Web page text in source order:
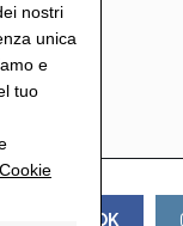
FACEBOOK
nostri
unica
e
tuo
Cookie